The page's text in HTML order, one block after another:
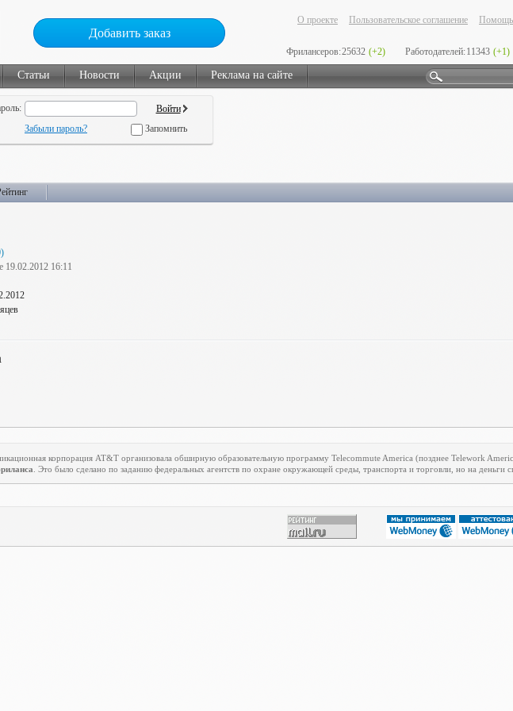
Добавить заказ
О проекте Пользовательское соглашение Помощь
Фрилансеров:25632 (+2) Работодателей:11343 (+1)
Статьи Новости Акции Реклама на сайте
Забыли пароль? Запомнить
19.02.2012 16:11
корпорация AT&T организовала обширную образовательную программу Telecommute America (позднее Telework
. Это было сделано по заданию федеральных агентств по охране окружающей среды, транспорта и торговли, но на деньги